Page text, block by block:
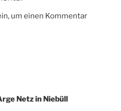
um einen Kommentar
Netz in Niebüll